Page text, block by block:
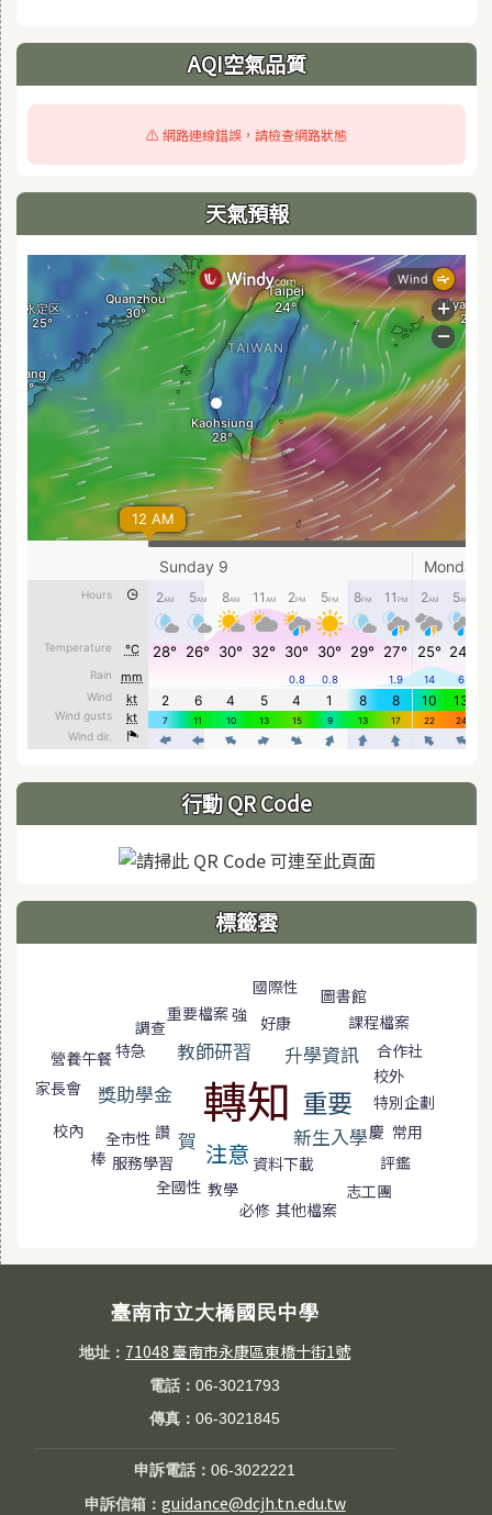
AQI空氣品質
⚠️ 網路連線錯誤，請檢查網路狀態
天氣預報
行動 QR Code
標籤雲
國際性
調查
重要檔案強
圖書館
好康
課程檔案
營養午餐特急 教師研習 升學資訊
合作社
家長會
獎助學金 轉知 重要
校外
特別企劃
校內
全市性 讚 賀 注意
新生入學慶 常用
棒 服務學習 資料下載
評鑑
全國性 教學
必修 其他檔案
志工團
臺南市立大橋國民中學
地址： 71048 臺南市永康區東橋十街1號
電話：06-3021793
傳真：06-3021845
申訴電話：06-3022221
申訴信箱： guidance@dcjh.tn.edu.tw